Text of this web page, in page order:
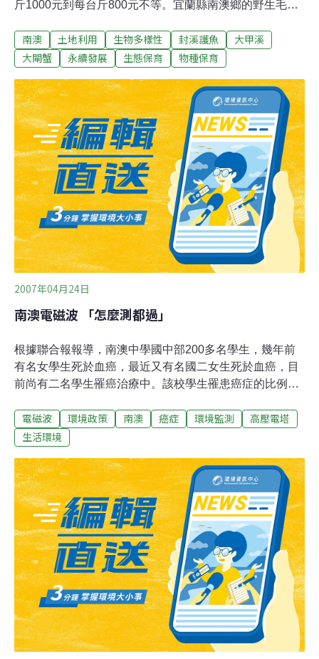
斤1000元到每台斤800元不等。宜蘭縣南澳鄉的野生毛蟹
的大甲毛蟹是台灣特有種洄游性螃蟹，與來自大陸的大閘
蟹血緣相近。漁民於大甲溪、大安溪、大肚溪等，沿岸設
則因過度捕捉，產量銳減。宜蘭縣南澳鄉鄉長江明順則表
示，南澳毛蟹品種獨特，數量稀少，有絕種之虞。經封溪
保育才逐漸恢復生機，未來要以毛蟹發展親子生態觀光旅
遊，只看不吃。 另外，保育人士亦呼籲主管單位制定公
約，建議隔年捕抓，或只抓公的，才能永續保育溪流生
態。
南澳 土地利用 生物多樣性 封溪護魚
大甲溪
大閘蟹
永續發展 生態保育 物種保育
2007年04月24日
南澳電磁波 「怎麼測都過」
根據聯合報報導，南澳中學國中部200多名學生，幾年前
有名女學生死於血癌，最近又有名國二女生死於血癌，目
前尚有二名學生罹癌治療中。該校學生罹患癌症的比例偏
環保局及台電公司最近都前往偵測，沒有超過標準。台電
公司23日前往南澳中學偵測校園電磁波，沒有超過標準
暴露值833毫高斯，如此寬鬆規定，「再怎麼測，都很難
超過標準的」。台灣環保聯盟副會長張子見表示，環保署
訂定電磁場暴露標準，戶外瞬間暴露值833毫高斯，未訂
室內安全暴露。瑞士規定學校醫院等區域，1000伏特以上
配電設備，其電磁場暴露值不得超過10毫高斯；義大利規
定學校等敏感區的電磁場暴露值，不得超過30毫高斯。張
子見說，國外對電磁波暴露值，都有嚴謹規定；反觀國內
立法不明，規定過於寬鬆，政府應該有明確立法，該環保
聯盟近日將協助南澳進行調查。根據國內
電磁波 環境政策 南澳 癌症 環境監測
高壓電塔
生活環境